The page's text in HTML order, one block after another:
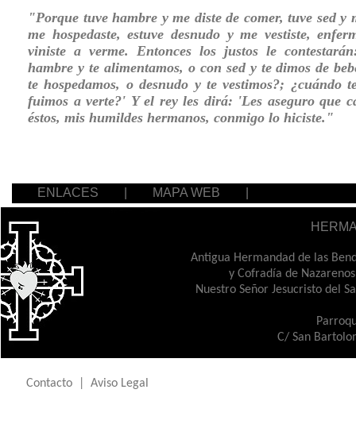
"Porque tuve hambre y me diste de comer, tuve sed y
me hospedaste, estuve desnudo y me vestiste,
viniste a verme. Entonces los justos le
hambre y te alimentamos, o con sed y te dimos de
te hospedamos, o desnudo y te vestimos?;
fuimos a verte?' Y el rey les dirá: 'Les aseguro que
éstos, mis humildes hermanos, conmigo lo hiciste."
ENLACES MAPA WEB
Antigua Hermandad de las
y Cofradía de
Nuestro Señor Jesucristo del
C/ San
Contacto Aviso Legal